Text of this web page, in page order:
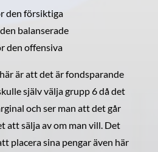
den försiktiga
balanserade
den offensiva
är att det är fondsparande
själv välja grupp 6 då det
och ser man att det går
att sälja av om man vill. Det
placera sina pengar även här